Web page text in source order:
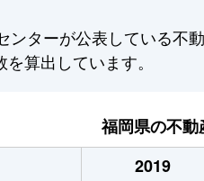
ンターが公表している不
算出しています。
福岡県の不動
2019